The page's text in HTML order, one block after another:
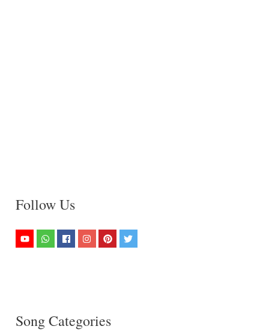
Follow Us
Song Categories